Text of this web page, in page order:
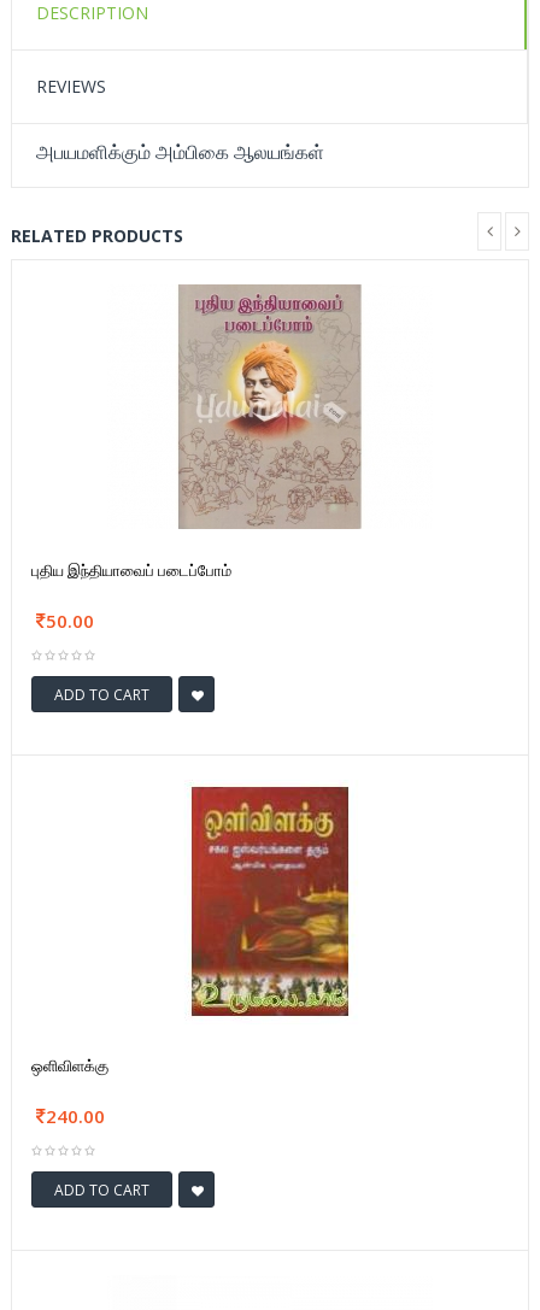
DESCRIPTION
REVIEWS
அபயமளிக்கும் அம்பிகை ஆலயங்கள்
RELATED PRODUCTS
புதிய இந்தியாவைப் படைப்போம்
50.00
ADD TO CART
ஒளிவிளக்கு
240.00
ADD TO CART